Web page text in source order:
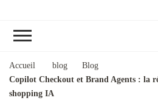
Accueil blog
Blog
Copilot Checkout et Brand Agents : la
shopping IA